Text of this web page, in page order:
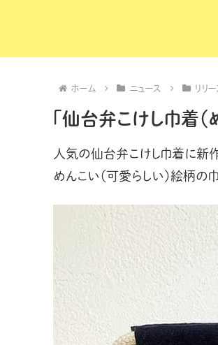
ホーム ニュース リリー
「仙台弁こけし巾着
人気の仙台弁こけし巾着に新
めんこい（可愛らしい）絵柄の